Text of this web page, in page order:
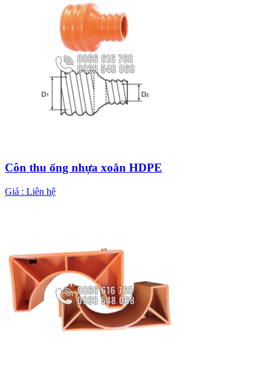
Côn thu ống nhựa xoắn HDPE
Giá : Liên hệ